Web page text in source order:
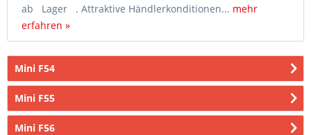
ab Lager . Attraktive Händlerkonditionen... mehr
erfahren »
Mini F54
Mini F55
Mini F56